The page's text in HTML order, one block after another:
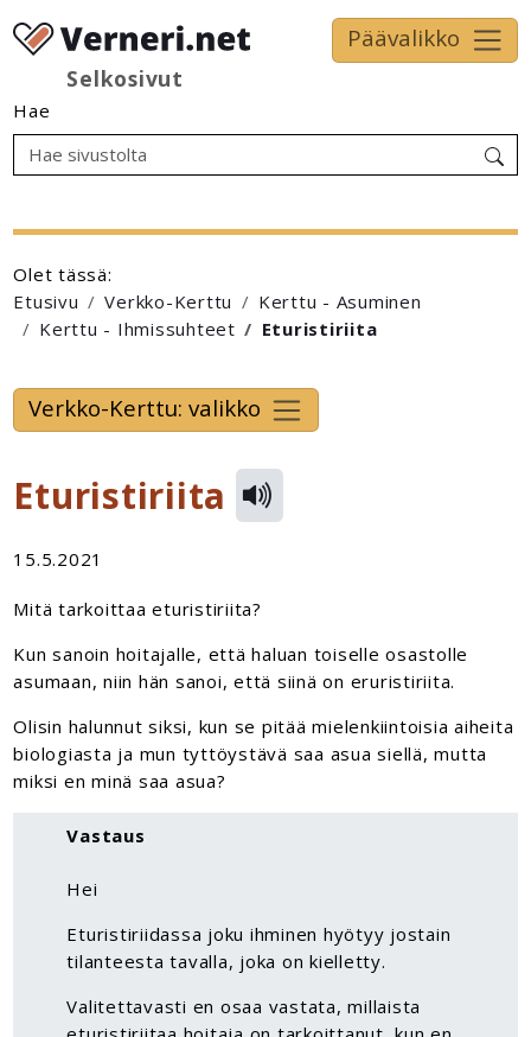
Selkosivut
Päävalikko
Hae
Olet tässä:
Etusivu
Verkko-Kerttu
Kerttu - Asuminen
Kerttu - Ihmissuhteet
Eturistiriita
Verkko-Kerttu: valikko
Eturistiriita
15.5.2021
Mitä tarkoittaa eturistiriita?
Kun sanoin hoitajalle, että haluan toiselle osastolle
asumaan, niin hän sanoi, että siinä on eruristiriita.
Olisin halunnut siksi, kun se pitää mielenkiintoisia aiheita
biologiasta ja mun tyttöystävä saa asua siellä, mutta
miksi en minä saa asua?
Vastaus
Hei
Eturistiriidassa joku ihminen hyötyy jostain
tilanteesta tavalla, joka on kielletty.
Valitettavasti en osaa vastata, millaista